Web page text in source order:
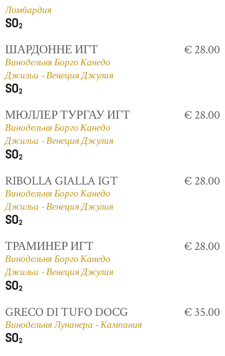
Ломбардия
ШАРДОННЕ ИГТ
Винодельня Борго Канедо
Джильи - Венеция Джулия
€ 28.00
МЮЛЛЕР ТУРГАУ ИГТ
Винодельня Борго Канедо
Джильи - Венеция Джулия
€ 28.00
RIBOLLA GIALLA IGT
Винодельня Борго Канедо
Джильи - Венеция Джулия
€ 28.00
ТРАМИНЕР ИГТ
Винодельня Борго Канедо
Джильи - Венеция Джулия
€ 28.00
GRECO DI TUFO DOCG
Винодельня Лунанера - Кампания
€ 35.00